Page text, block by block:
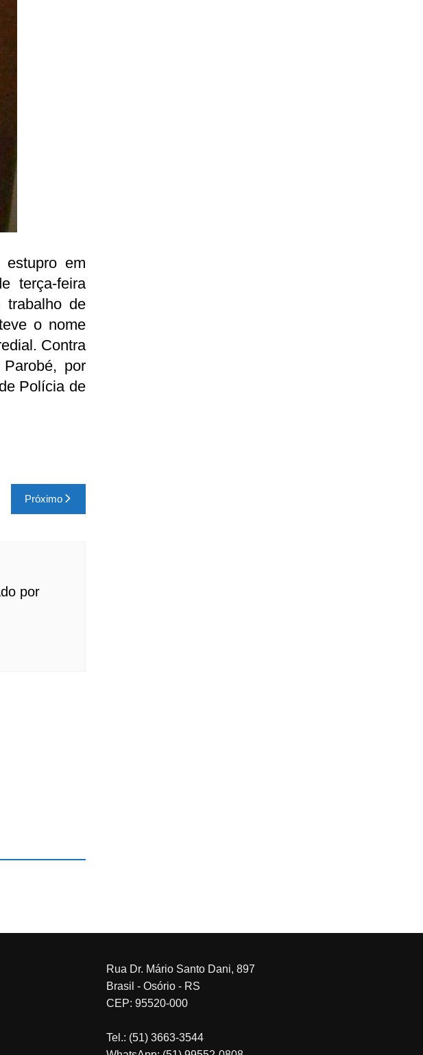
em
terça-feira
trabalho de
o nome
Contra
por
Polícia de
Próximo
por
Rua Dr. Mário Santo Dani, 897
Brasil - Osório - RS
CEP: 95520-000
Tel.: (51) 3663-3544